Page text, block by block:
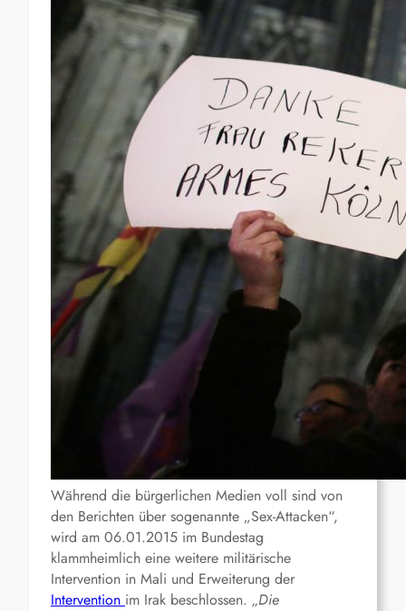
Während die bürgerlichen Medien voll sind von
den Berichten über sogenannte „Sex-Attacken“,
wird am 06.01.2015 im Bundestag
klammheimlich eine weitere militärische
Intervention in Mali und Erweiterung der
Intervention im Irak beschlossen. „Die